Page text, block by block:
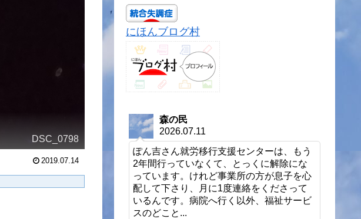
DSC_0798
2019.07.14
にほんブログ村
森の民
2026.07.11
ぽん吉さん就労移行支援センターは、もう
2年間行っていなくて、とっくに解除にな
っています。けれど事業所の方が息子を心
配して下さり、月に1度連絡をくださって
いるんです。病院へ行く以外、福祉サービ
スのどこと...